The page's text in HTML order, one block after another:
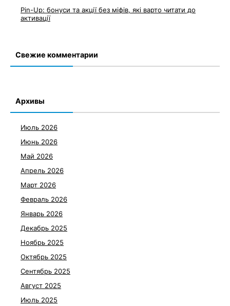
Pin-Up: бонуси та акції без міфів, які варто читати до
активації
Свежие комментарии
Архивы
Июль 2026
Июнь 2026
Май 2026
Апрель 2026
Март 2026
Февраль 2026
Январь 2026
Декабрь 2025
Ноябрь 2025
Октябрь 2025
Сентябрь 2025
Август 2025
Июль 2025